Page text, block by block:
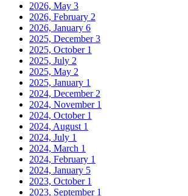
2026, May 3
2026, February 2
2026, January 6
2025, December3
2025, October 1
2025, July 2
2025, May 2
2025, January 1
2024, December 2
2024, November 1
2024, October 1
2024, August 1
2024, July 1
2024, March 1
2024, February 1
2024, January 5
2023, October 1
2023, September 1